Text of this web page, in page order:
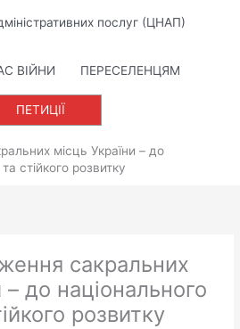
послуг (ЦНАП)
ВІЙНИ ПЕРЕСЕЛЕНЦЯМ
ПЕТИЦІЇ
місць України – до
стійкого розвитку
сакральних
– до національного
розвитку